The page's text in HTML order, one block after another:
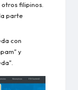
filipinos.
parte
con
y